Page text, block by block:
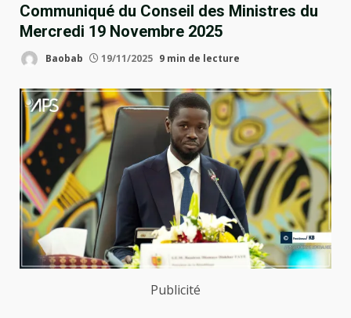
Communiqué du Conseil des Ministres du
Mercredi 19 Novembre 2025
Baobab 19/11/2025 9 min de lecture
Publicité